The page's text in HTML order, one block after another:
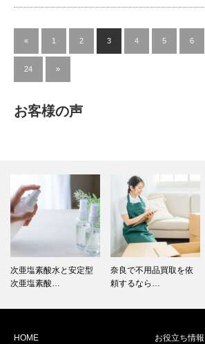
« 1 2 3 4 5 6
24 »
お客様の声
次亜塩素酸水と安定型
次亜塩素酸…
奈良で不用品買取を依
頼するなら…
HOME
お役立ち情報